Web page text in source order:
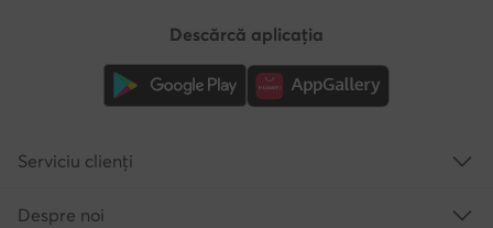
Descărcă aplicația
Serviciu clienți
Despre noi